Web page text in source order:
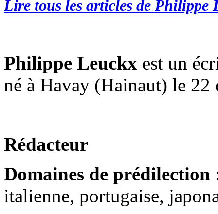
Lire tous les articles de Philippe
Philippe Leuckx est un
né à Havay (Hainaut) le 22
Rédacteur
Domaines de prédilection
italienne, portugaise,